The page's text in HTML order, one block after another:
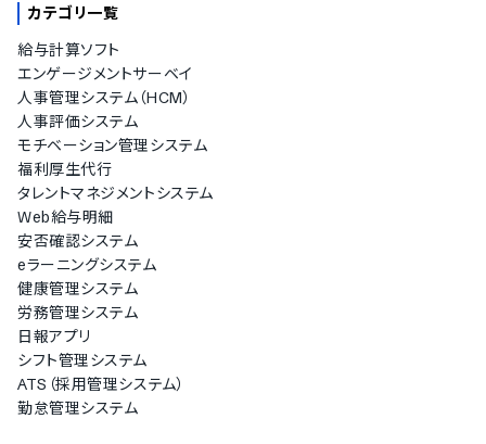
カテゴリ一覧
給与計算ソフト
エンゲージメントサーベイ
人事管理システム（HCM）
人事評価システム
モチベーション管理システム
福利厚生代行
タレントマネジメントシステム
Web給与明細
安否確認システム
eラーニングシステム
健康管理システム
労務管理システム
日報アプリ
シフト管理システム
ATS（採用管理システム）
勤怠管理システム